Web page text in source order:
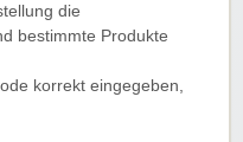
die
bestimmte Produkte
korrekt eingegeben,